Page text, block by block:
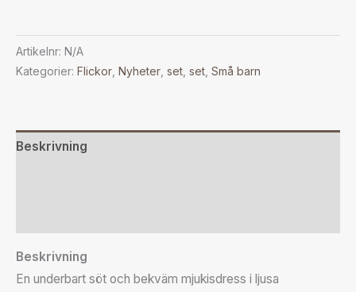
Artikelnr: N/A
Kategorier: Flickor Nyheter set set Små barn
Beskrivning
Beskrivning
En underbart söt och bekväm mjukisdress i ljusa